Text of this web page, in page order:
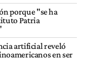
porque "se ha
Patria
artificial reveló
en ser